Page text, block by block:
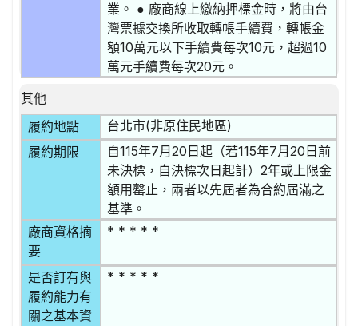
業。 ● 廠商線上繳納押標金時，將由台
灣票據交換所收取轉帳手續費，轉帳金
額10萬元以下手續費每次10元，超過10
萬元手續費每次20元。
其他
履約地點
台北市(非原住民地區)
履約期限
自115年7月20日起（若115年7月20日前
未決標，自決標次日起計）2年或上限金
額用罄止，兩者以先屆者為合約屆滿之
基準。
廠商資格摘
要
* * * * *
是否訂有與
履約能力有
關之基本資
* * * * *